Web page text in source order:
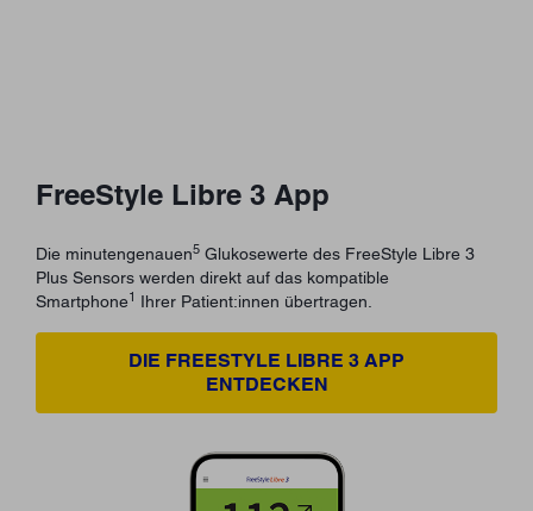
FreeStyle Libre 3 App
Die minutengenauen5 Glukosewerte des FreeStyle Libre 3
Plus Sensors werden direkt auf das kompatible
Smartphone1 Ihrer Patient:innen übertragen.
DIE FREESTYLE LIBRE 3 APP
ENTDECKEN